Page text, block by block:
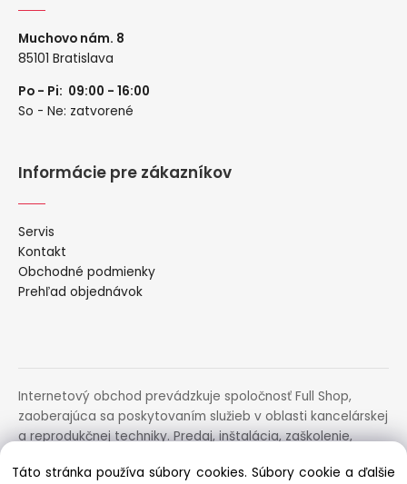
Muchovo nám. 8
85101 Bratislava
Po - Pi: 09:00 - 16:00
So - Ne: zatvorené
Informácie pre zákazníkov
Servis
Kontakt
Obchodné podmienky
Prehľad objednávok
Internetový obchod prevádzkuje spoločnosť Full Shop,
zaoberajúca sa poskytovaním služieb v oblasti kancelárskej
a reprodukčnej techniky. Predaj, inštalácia, zaškolenie,
zariadení.
Táto stránka používa súbory cookies. Súbory cookie a ďalšie